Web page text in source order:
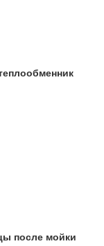
после мойки